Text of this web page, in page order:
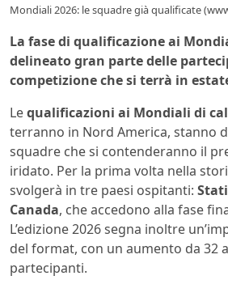
Mondiali 2026: le squadre già qualificate
La fase di qualificazione ai
delineato gran parte delle
competizione che si terrà in
Lequalificazioni ai Mondiali di
terranno in Nord America, stanno
squadre che si contenderanno il
iridato. Per la prima volta nella
svolgerà in tre paesi ospitanti:
Canada, che accedono alla fase
L’edizione 2026 segna inoltre
del format, con un aumento da 32
partecipanti.